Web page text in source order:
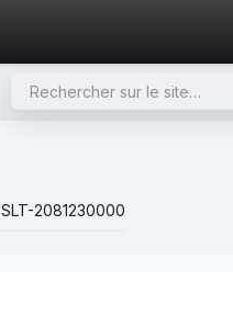
SLT-2081230000